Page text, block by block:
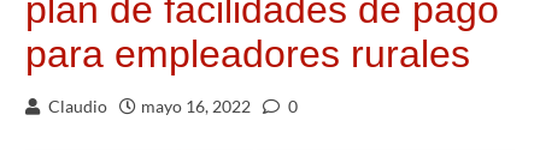
plan de facilidades de pago
para empleadores rurales
Claudio mayo 16, 2022 0